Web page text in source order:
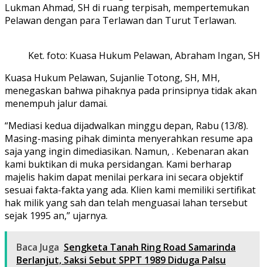
Lukman Ahmad, SH di ruang terpisah, mempertemukan
Pelawan dengan para Terlawan dan Turut Terlawan.
Ket. foto: Kuasa Hukum Pelawan, Abraham Ingan,
Kuasa Hukum Pelawan, Sujanlie Totong, SH, MH,
menegaskan bahwa pihaknya pada prinsipnya tidak akan
menempuh jalur damai.
“Mediasi kedua dijadwalkan minggu depan, Rabu (13/8).
Masing-masing pihak diminta menyerahkan resume apa
saja yang ingin dimediasikan. Namun, . Kebenaran akan
kami buktikan di muka persidangan. Kami berharap
majelis hakim dapat menilai perkara ini secara objektif
sesuai fakta-fakta yang ada. Klien kami memiliki sertifikat
hak milik yang sah dan telah menguasai lahan tersebut
sejak 1995 an,” ujarnya.
Baca Juga Sengketa Tanah Ring Road Samarinda
Berlanjut, Saksi Sebut SPPT 1989 Diduga Palsu